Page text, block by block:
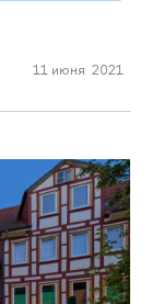
11 июня 2021